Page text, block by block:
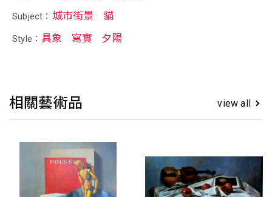
Subject： 城市街景 貓
Style： 具象 寫實 夕陽
相關藝術品 view all